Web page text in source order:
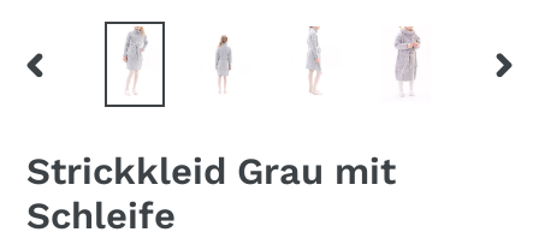
VORHERIGER
SCHIEBER
Strickkleid Grau mit
Schleife